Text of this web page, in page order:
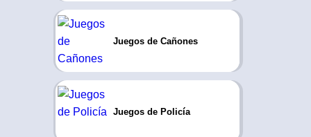
Juegos de Cañones
Juegos de Policía